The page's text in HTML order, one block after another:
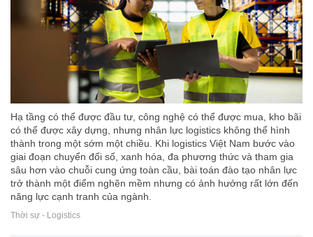
Hạ tầng có thể được đầu tư, công nghệ có thể được mua, kho bãi
có thể được xây dựng, nhưng nhân lực logistics không thể hình
thành trong một sớm một chiều. Khi logistics Việt Nam bước vào
giai đoạn chuyển đổi số, xanh hóa, đa phương thức và tham gia
sâu hơn vào chuỗi cung ứng toàn cầu, bài toán đào tạo nhân lực
trở thành một điểm nghẽn mềm nhưng có ảnh hưởng rất lớn đến
năng lực cạnh tranh của ngành.
Thời sự - Logistics